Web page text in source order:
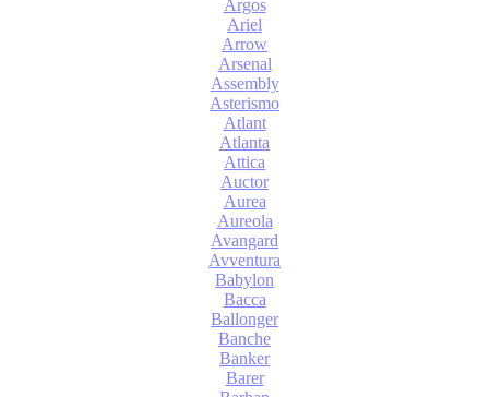
Argos
Ariel
Arrow
Arsenal
Assembly
Asterismo
Atlant
Atlanta
Attica
Auctor
Aurea
Aureola
Avangard
Avventura
Babylon
Bacca
Ballonger
Banche
Banker
Barer